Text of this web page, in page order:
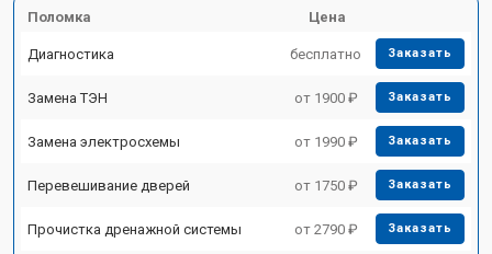
Поломка Цена
Диагностика бесплатно Заказать
Замена ТЭН от 1900 ₽ Заказать
Замена электросхемы от 1990 ₽ Заказать
Перевешивание дверей от 1750 ₽ Заказать
Прочистка дренажной системы от 2790 ₽ Заказать